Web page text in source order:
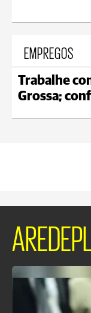
EMPREGOS
Trabalhe
Grossa;